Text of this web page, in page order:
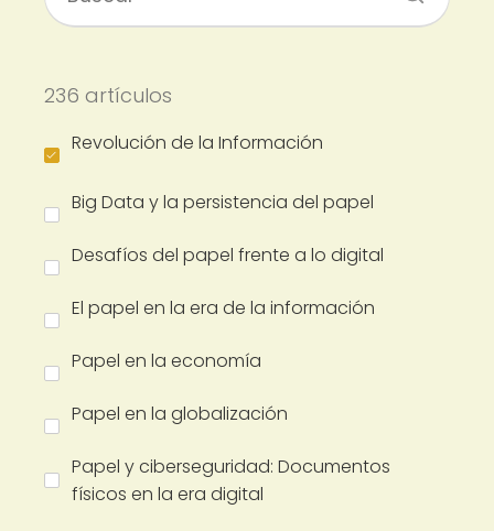
236 artículos
Revolución de la Información
Big Data y la persistencia del papel
Desafíos del papel frente a lo digital
El papel en la era de la información
Papel en la economía
Papel en la globalización
Papel y ciberseguridad: Documentos
físicos en la era digital